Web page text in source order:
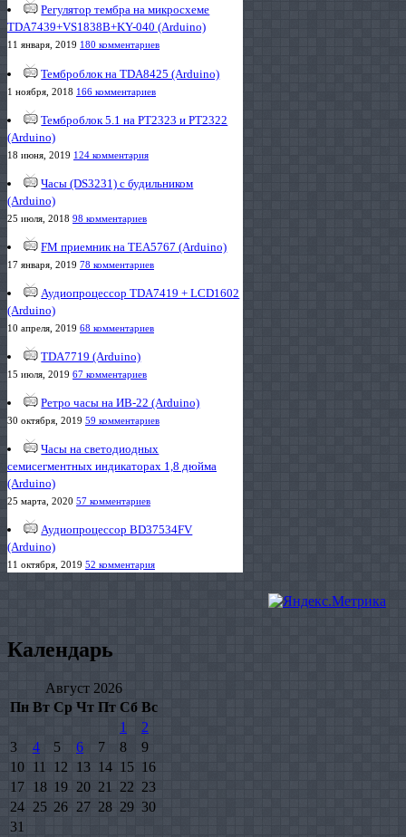
Регулятор тембра на микросхеме
TDA7439+VS1838B+KY-040 (Arduino)
11 января, 2019 180 комментариев
Темброблок на TDA8425 (Arduino)
1 ноября, 2018 166 комментариев
Темброблок 5.1 на PT2323 и PT2322
(Arduino)
18 июня, 2019 124 комментария
Часы (DS3231) с будильником
(Arduino)
25 июля, 2018 98 комментариев
FM приемник на TEA5767 (Arduino)
17 января, 2019 78 комментариев
Аудиопроцессор TDA7419 + LCD1602
(Arduino)
10 апреля, 2019 68 комментариев
TDA7719 (Arduino)
15 июля, 2019 67 комментариев
Ретро часы на ИВ-22 (Arduino)
30 октября, 2019 59 комментариев
Часы на светодиодных
семисегментных индикаторах 1,8 дюйма
(Arduino)
25 марта, 2020 57 комментариев
Аудиопроцессор BD37534FV
(Arduino)
11 октября, 2019 52 комментария
Календарь
Август 2026
Пн Вт Ср Чт Пт Сб Вс
1
2
3
4 5 6 7 8
9
10 11 12 13 14 15 16
17 18 19 20 21 22 23
24 25 26 27 28 29 30
31